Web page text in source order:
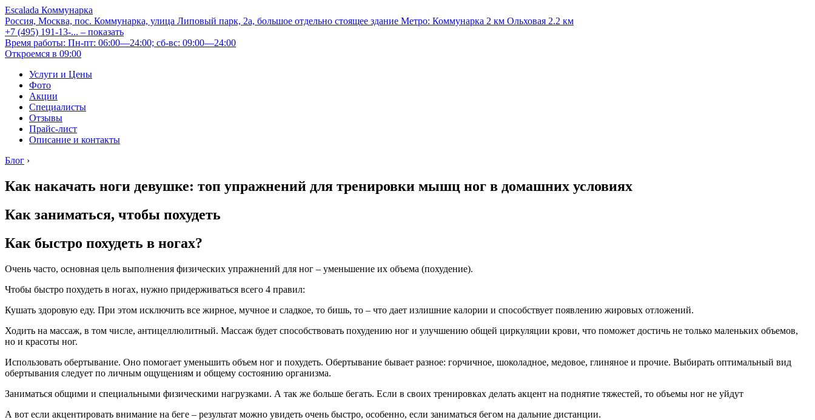
Escalada Коммунарка
Россия, Москва, пос. Коммунарка, улица Липовый парк, 2а, большое отдельно стоящее здание Метро: Коммунарка 2 км Ольховая 2.2 км
+7 (495) 191-13-... – показать
Время работы: Пн-пт: 06:00—24:00; сб-вс: 09:00—24:00
Откроемся в 09:00
Услуги и Цены
Фото
Акции
Специалисты
Отзывы
Прайс-лист
Описание и контакты
Блог ›
Как накачать ноги девушке: топ упражнений для тренировки мышц ног в домашних условиях
Как заниматься, чтобы похудеть
Как быстро похудеть в ногах?
Очень часто, основная цель выполнения физических упражнений для ног – уменьшение их объема (похудение).
Чтобы быстро похудеть в ногах, нужно придерживаться всего 4 правил:
Кушать здоровую еду. При этом исключить все жирное, мучное и сладкое, то бишь, то – что дает излишние калории и способствует появлению жировых отложений.
Ходить на массаж, в том числе, антицеллюлитный. Массаж будет способствовать похудению ног и улучшению общей циркуляции крови, что поможет достичь не только маленьких объемов,
но и красоты ног.
Использовать обертывание. Оно помогает уменьшить объем ног и похудеть. Обертывание бывает разное: горчичное, шоколадное, медовое, глиняное и прочие. Выбирать оптимальный вид
обертывания следует по личным ощущениям и общему состоянию организма.
Заниматься общими и специальными физическими нагрузками. А так же больше бегать. Если в своих тренировках делать акцент на поднятие тяжестей, то объемы ног не уйдут
А вот если акцентировать внимание на беге – результат можно увидеть очень быстро, особенно, если заниматься бегом на дальние дистанции.